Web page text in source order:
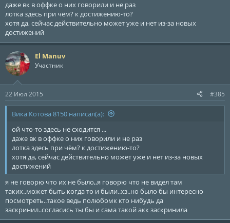
даже вк в оффке о них говорили и не раз
лотка здесь при чём? к достижению-то?
хотя да, сейчас действительно может уже и нет из-за новых
достижений
El Manuv
Участник
22 Июл 2015 #385
Вика Котова 8150 написал(а):
ой что-то здесь не сходится ...
даже вк в оффке о них говорили и не раз
лотка здесь при чём? к достижению-то?
хотя да, сейчас действительно может уже и нет из-за новых
достижений
я не говорю что их не было,,я говорю что не видел там
таких..может быть когда то и были..хз..но было бы интересно
посмотреть..такое ведь полюбомк кто нибудь да
заскринил..согласись ты бы и сама такой акк заскринила